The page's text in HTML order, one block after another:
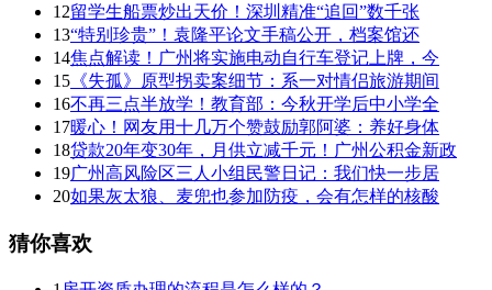
12留学生船票炒出天价！深圳精准“追回”数千张
13“特别珍贵”！袁隆平论文手稿公开，档案馆还
14焦点解读！广州将实施电动自行车登记上牌，今
15 《失孤》原型拐卖案细节：系一对情侣旅游期间
16不再三点半放学！教育部：今秋开学后中小学全
17暖心！网友用十几万个赞鼓励郭阿婆：养好身体
18贷款20年变30年，月供立减千元！广州公积金新政
19广州高风险区三人小组民警日记：我们快一步居
20如果灰太狼、麦兜也参加防疫，会有怎样的核酸
猜你喜欢